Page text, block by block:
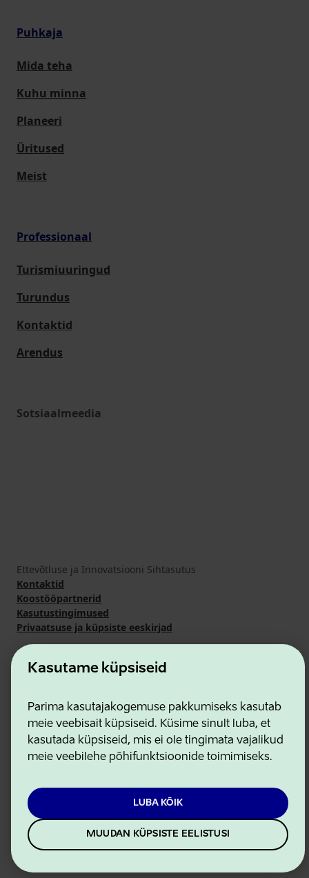
Kasutame küpsiseid
Parima kasutajakogemuse pakkumiseks kasutab
meie veebisait küpsiseid. Küsime sinult luba, et
kasutada küpsiseid, mis ei ole tingimata vajalikud
meie veebilehe põhifunktsioonide toimimiseks.
LUBA KÕIK
MUUDAN KÜPSISTE EELISTUSI
Puhkaja
Mida teha
Kuhu minna
Planeeri
Üritused
Meist
Professionaal
Turismiuuringud
Turundus
Kontaktid
Arendus
Sotsiaalmeedia
Ettevõtluse ja Innovatsiooni Sihtasutus
Kontaktid
Koostööpartnerid
Kasutustingimused
Privaatsuse ja küpsiste eeskirjad